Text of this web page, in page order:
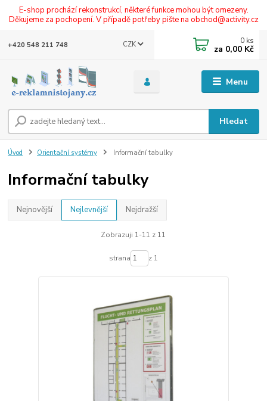
E-shop prochází rekonstrukcí, některé funkce mohou být omezeny.
Děkujeme za pochopení. V případě potřeby pište na obchod@activity.cz
Menu
CZK
Hledat
+420 548 211 748 0 ks
za 0,00 Kč
Úvod Orientační systémy Informační tabulky
Informační tabulky
Nejnovější Nejlevnější Nejdražší
Zobrazuji 1-11 z 11
strana z 1